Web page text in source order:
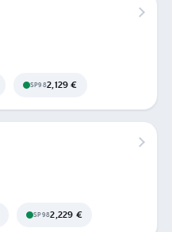
SP982,129 €
SP982,229 €